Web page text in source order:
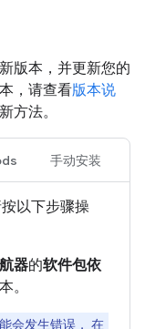
版本，并更新您的
，请查看版本说
方法。
手动安装
按以下步骤操
器的软件包依
。
会发生错误， 在